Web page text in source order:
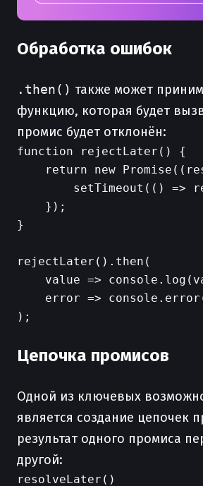
Обработка ошибок
.then() также может
функцию, которая будет
промис будет отклонён:
function rejectLater() {
return new
setTimeout(() =>
    });
}
rejectLater().then(
value =>
error =>
);
Цепочка промисов
Одной из ключевых
является создание цепочек
результат одного промиса
другой:
resolveLater()